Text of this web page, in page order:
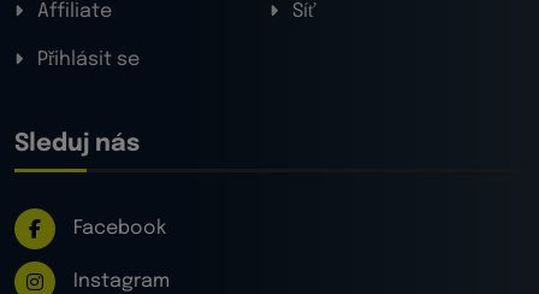
Affiliate Síť
Přihlásit se
Sleduj nás
Facebook
Instagram